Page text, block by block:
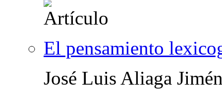
El pensamiento
José Luis Aliaga